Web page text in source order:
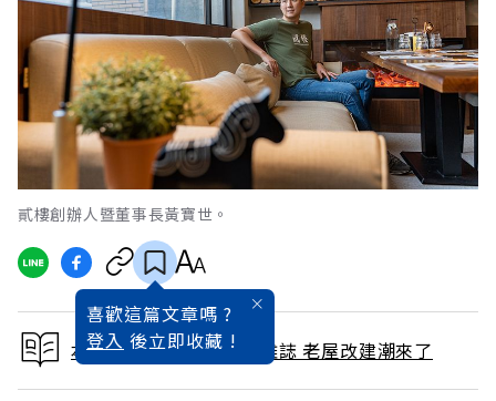
貳樓創辦人暨董事長黃寶世。
喜歡這篇文章嗎 ?
登入 後立即收藏 !
本文出自 2019 / 8月號雜誌 老屋改建潮來了